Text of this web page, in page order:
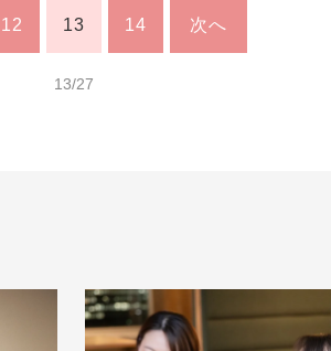
12 13 14 次へ
13/27